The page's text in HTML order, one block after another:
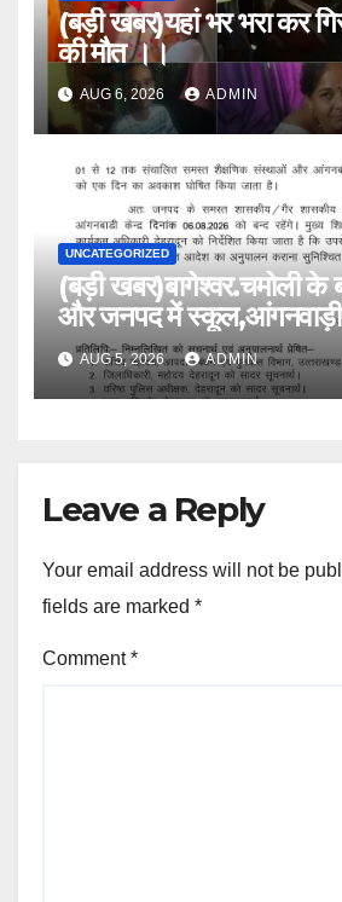
(बड़ी खबर)यहां भर भरा कर
की मौत ।।
AUG 6, 2026 ADMIN
UNCATEGORIZED
(बड़ी खबर)बागेश्वर.चमोली के
और जनपद में स्कूल,आंगनवाड़ी
AUG 5, 2026 ADMIN
Leave a Reply
Your email address will not be
fields are marked *
Comment*